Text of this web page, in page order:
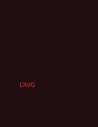
L'AVG